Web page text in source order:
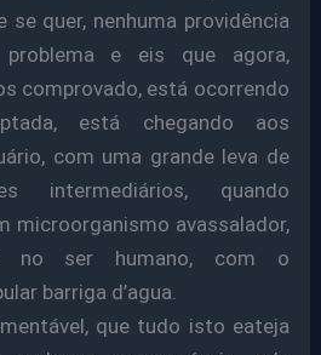
se quer, nenhuma providência
e eis que agora,
comprovado, está ocorrendo
está chegando aos
com uma grande leva de
intermediários, quando
microorganismo avassalador,
no ser humano, com o
barriga d’agua.
que tudo isto eateja